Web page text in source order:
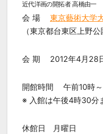
近代洋画の開拓者 高橋由一
会 場 東京藝術大学
（東京都台東区上野公
会 期 2012年4月28日
開館時間 午前10時
※ 入館は午後4時30分
休館日 月曜日